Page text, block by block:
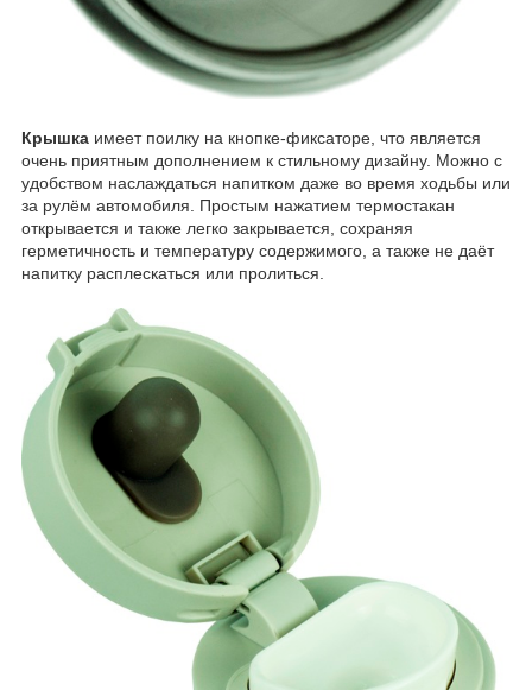
Крышка имеет поилку на кнопке-фиксаторе, что является
очень приятным дополнением к стильному дизайну. Можно с
удобством наслаждаться напитком даже во время ходьбы или
за рулём автомобиля. Простым нажатием термостакан
открывается и также легко закрывается, сохраняя
герметичность и температуру содержимого, а также не даёт
напитку расплескаться или пролиться.